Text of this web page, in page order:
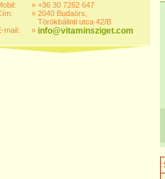
mail:
»
»
»
+36 30 7262 647
2040 Budaörs,
Törökbálinti utca 42/B
info@vitaminsziget.com